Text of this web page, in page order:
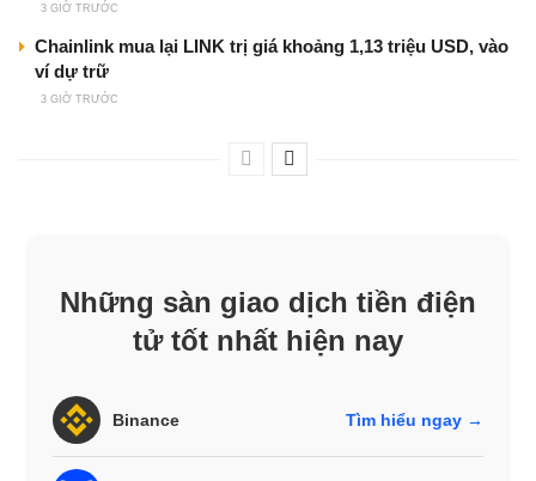
3 GIỜ TRƯỚC
Chainlink mua lại LINK trị giá khoảng 1,13 triệu USD, vào
ví dự trữ
3 GIỜ TRƯỚC
Những sàn giao dịch tiền điện
tử tốt nhất hiện nay
Binance Tìm hiểu ngay →